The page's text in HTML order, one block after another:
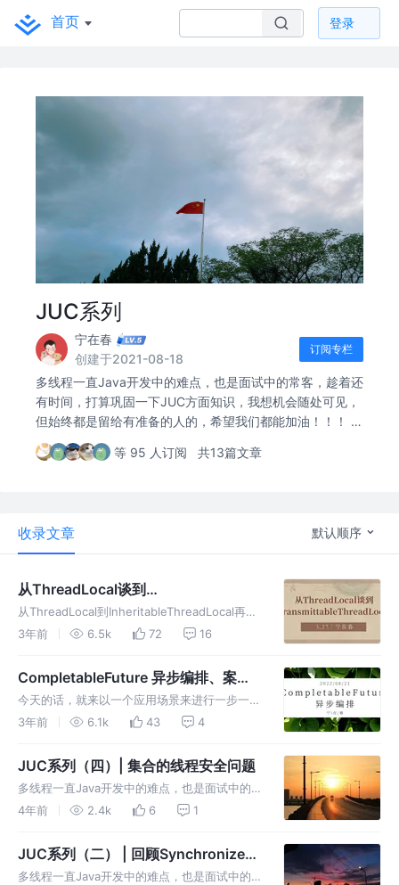
首页 登录
JUC系列
宁在春
创建于2021-08-18
订阅专栏
多线程一直Java开发中的难点，也是面试中的常客，趁着还
有时间，打算巩固一下JUC方面知识，我想机会随处可见，
但始终都是留给有准备的人的，希望我们都能加油！！！ `
沉下去，再浮上来`，我想我们会变的不一样的。
等 95 人订阅 共13篇文章
收录文章 默认顺序
从ThreadLocal谈到
TransmittableThreadLocal，从使用
到原理
从ThreadLocal到InheritableThreadLocal再到
TransmittableThreadLocal，从简单的使用，
3年前 6.5k 72 16
CompletableFuture 异步编排、案例
及应用小案例
今天的话，就来以一个应用场景来进行一步一步
的推导，在实现案例的过程中，将
白。CompletableFuture 异步编排、案例及应
3年前 6.1k 43 4
JUC系列（四）| 集合的线程安全问题
多线程一直Java开发中的难点，也是面试中的
常客，趁着还有时间，打算巩固一下JUC方面知
的人的，希望我们都能加油！！！ 沉下去，再
浮上来，我想我们会变的不一样
4年前 2.4k 6 1
JUC系列（二） | 回顾Synchronized
关键字
多线程一直Java开发中的难点，也是面试中的